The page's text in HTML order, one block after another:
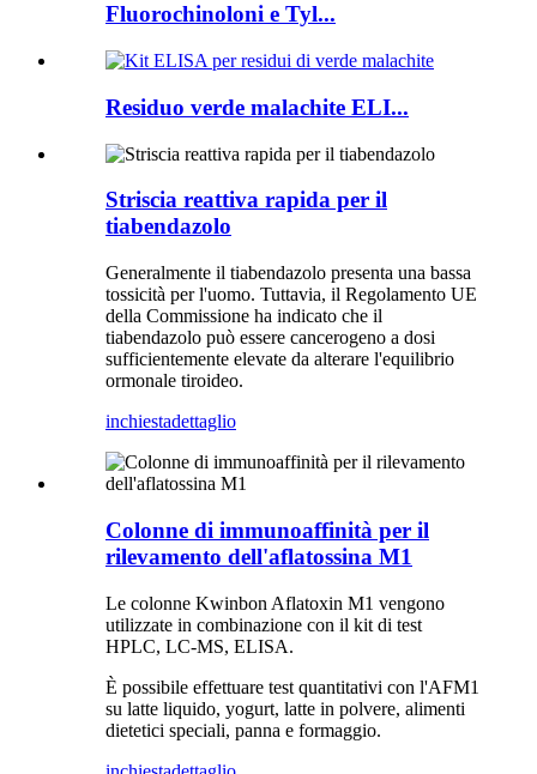
Fluorochinoloni e Tyl...
Residuo verde malachite ELI...
Striscia reattiva rapida per il
tiabendazolo
Generalmente il tiabendazolo presenta una bassa
tossicità per l'uomo. Tuttavia, il Regolamento UE
della Commissione ha indicato che il
tiabendazolo può essere cancerogeno a dosi
sufficientemente elevate da alterare l'equilibrio
ormonale tiroideo.
inchiestadettaglio
Colonne di immunoaffinità per il
rilevamento dell'aflatossina M1
Le colonne Kwinbon Aflatoxin M1 vengono
utilizzate in combinazione con il kit di test
HPLC, LC-MS, ELISA.
È possibile effettuare test quantitativi con l'AFM1
su latte liquido, yogurt, latte in polvere, alimenti
dietetici speciali, panna e formaggio.